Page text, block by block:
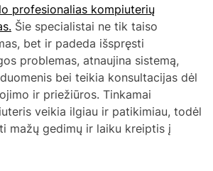
profesionalias kompiuterių
Šie specialistai ne tik taiso
bet ir padeda išspręsti
problemas, atnaujina sistemą,
bei teikia konsultacijas dėl
ir priežiūros. Tinkamai
veikia ilgiau ir patikimiau, todėl
mažų gedimų ir laiku kreiptis į